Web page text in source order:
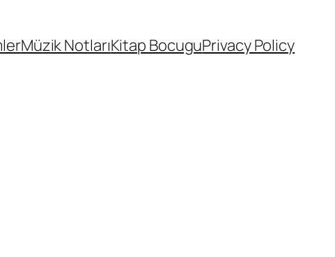
Müzik NotlarıKitap BocuguPrivacy Policy